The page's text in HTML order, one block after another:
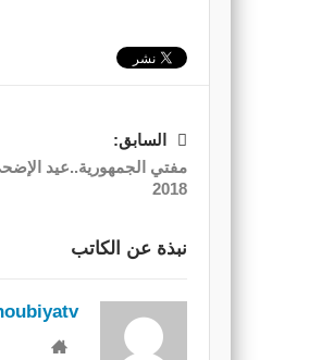
السابق:
2018
نبذة عن الكاتب